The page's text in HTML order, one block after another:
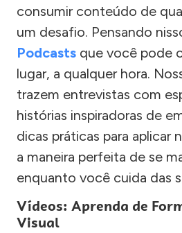
consumir conteúdo de
um desafio. Pensando
Podcasts que você pode
lugar, a qualquer hora.
trazem entrevistas com
histórias inspiradoras de
dicas práticas para aplicar
a maneira perfeita de se
enquanto você cuida das
Vídeos: Aprenda de
Visual